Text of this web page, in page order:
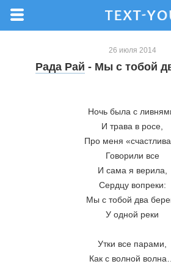
26 июля 2014
Рада Рай - Мы с тобой
Ночь была с
И трава в росе,
Про меня
Говорили все
И сама я верила,
Сердцу вопреки:
Мы с тобой два
У одной реки
Утки все парами,
Как с волной волна…